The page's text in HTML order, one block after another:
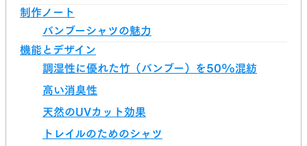
制作ノート
バンブーシャツの魅力
機能とデザイン
調湿性に優れた竹（バンブー）を50%混紡
高い消臭性
天然のUVカット効果
トレイルのためのシャツ